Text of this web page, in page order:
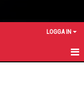
LOGGA IN